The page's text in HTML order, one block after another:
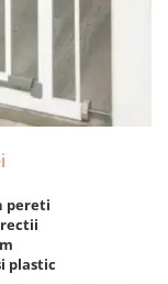
pereti
plastic